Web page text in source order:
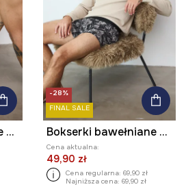
Bokserki bawełniane męskie z elastanem z drobnym wzorem (2-pack)
-28%
FINAL SALE
Bokserki bawełniane męskie z elastanem wzorzyste (2-pack)
Cena aktualna:
49,90 zł
Cena regularna: 69,90 zł
Najniższa cena: 69,90 zł